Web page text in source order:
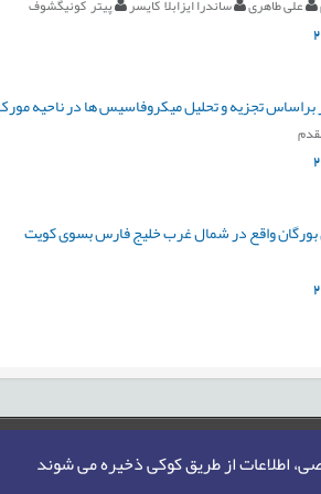
اطلاعات از طریق کوکی ذخیره می شوند
علی طاهری ساندرا ايزابلا کايسر پیتر کونيگشوف
براساس تجزیه و تحلیل میکروفاسیس ها در ناحیه
بورگان واقع در شمال غرب خلیج فارس بسوی کویت